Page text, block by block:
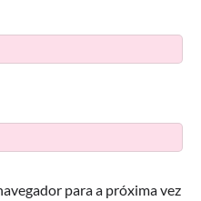
para a próxima vez